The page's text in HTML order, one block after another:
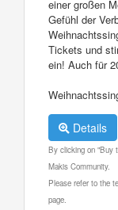
einer großen
Gefühl der
Tickets und
ein! Auch für
Details
By clicking on "Buy
Makis Community.
Please refer to the
page.